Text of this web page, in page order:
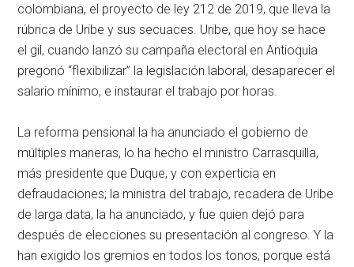
colombiana, el proyecto de ley 212 de 2019, que lleva la
rúbrica de Uribe y sus secuaces. Uribe, que hoy se hace
el gil, cuando lanzó su campaña electoral en Antioquia
pregonó “flexibilizar” la legislación laboral, desaparecer el
salario mínimo, e instaurar el trabajo por horas.
La reforma pensional la ha anunciado el gobierno de
múltiples maneras, lo ha hecho el ministro Carrasquilla,
más presidente que Duque, y con experticia en
defraudaciones; la ministra del trabajo, recadera de Uribe
de larga data, la ha anunciado, y fue quien dejó para
después de elecciones su presentación al congreso. Y la
han exigido los gremios en todos los tonos, porque está